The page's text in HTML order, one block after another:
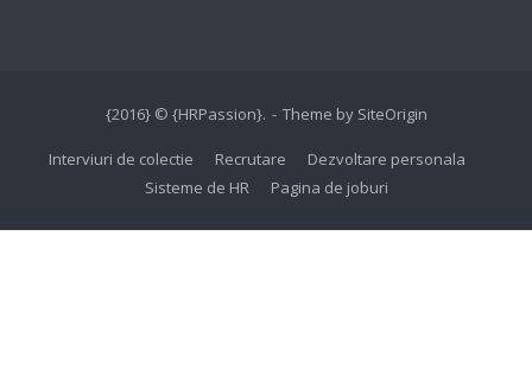
{2016} © {HRPassion}. Theme by SiteOrigin
Interviuri de colectie Recrutare
Dezvoltare personala
Sisteme de HR
Pagina de joburi